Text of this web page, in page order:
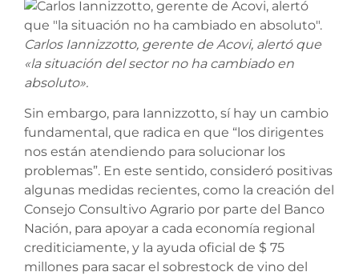
Carlos Iannizzotto, gerente de Acovi, alertó que
«la situación del sector no ha cambiado en
absoluto».
Sin embargo, para Iannizzotto, sí hay un cambio
fundamental, que radica en que “los dirigentes
nos están atendiendo para solucionar los
problemas”. En este sentido, consideró positivas
algunas medidas recientes, como la creación del
Consejo Consultivo Agrario por parte del Banco
Nación, para apoyar a cada economía regional
crediticiamente, y la ayuda oficial de $ 75
millones para sacar el sobrestock de vino del